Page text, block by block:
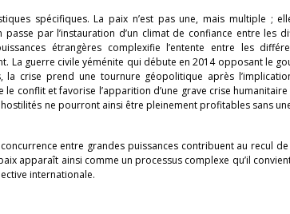
spécifiques. La paix n’est pas une, mais multiple ;
par l’instauration d’un climat de confiance entre les
étrangères complexifie l’entente entre les
La guerre civile yéménite qui débute en 2014 opposant le
crise prend une tournure géopolitique après
conflit et favorise l’apparition d’une grave crise
ne pourront ainsi être pleinement profitables sans
entre grandes puissances contribuent au recul
apparaît ainsi comme un processus complexe qu’il
internationale.